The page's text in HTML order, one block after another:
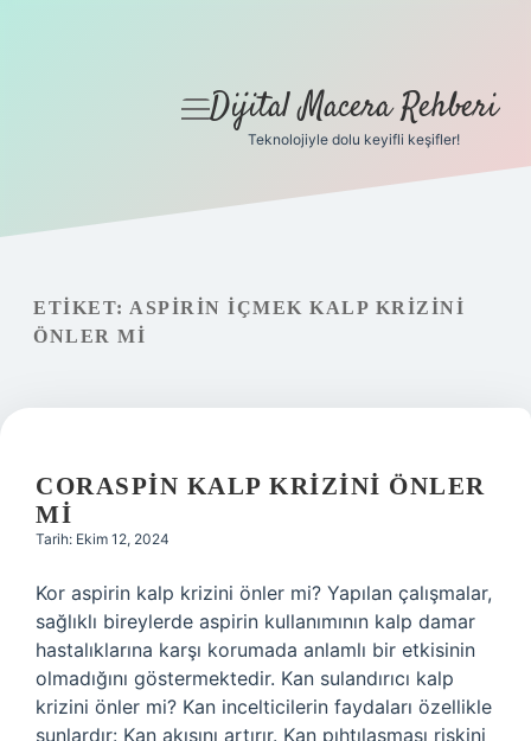
Gizlilik Politikası
Hakkımızda
menüyü
Dijital Macera Rehberi
Teknolojiyle dolu keyifli keşifler!
ETIKET: ASPIRIN IÇMEK KALP KRIZINI
ÖNLER MI
CORASPIN KALP KRIZINI ÖNLER
MI
Tarih: Ekim 12, 2024
Kor aspirin kalp krizini önler mi? Yapılan çalışmalar,
sağlıklı bireylerde aspirin kullanımının kalp damar
hastalıklarına karşı korumada anlamlı bir etkisinin
olmadığını göstermektedir. Kan sulandırıcı kalp
krizini önler mi? Kan incelticilerin faydaları özellikle
şunlardır: Kan akışını artırır. Kan pıhtılaşması riskini